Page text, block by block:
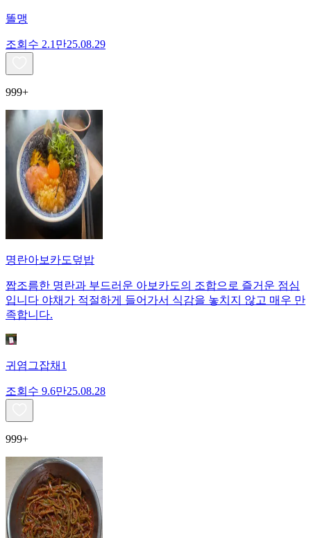
똘맹
조회수 2.1만25.08.29
999+
명란아보카도덮밥
짭조름한 명란과 부드러운 아보카도의 조합으로 즐거운 점심
입니다 야채가 적절하게 들어가서 식감을 놓치지 않고 매우 만
족합니다.
귀염그잡채1
조회수 9.6만25.08.28
999+